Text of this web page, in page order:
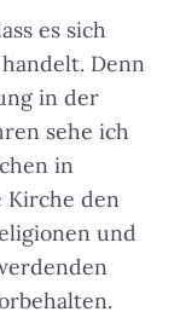
es sich
Denn
in der
sehe ich
in
Kirche den
und